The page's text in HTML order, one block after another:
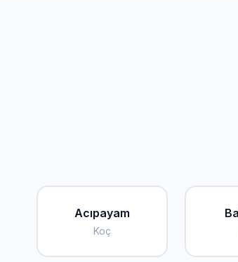
Acıpayam
Koç